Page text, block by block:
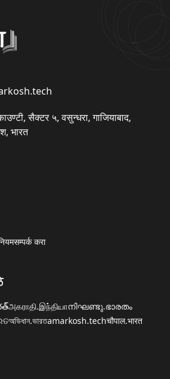
सैक्टर ५, वसुन्धरा, गाजियाबाद,
भारत
सम्पर्क करा
அகராதி.இந்தியாനിഘണ്ടു.ഭാരതം
অভিধান.ভারতamarkosh.techचौपाल.भारत